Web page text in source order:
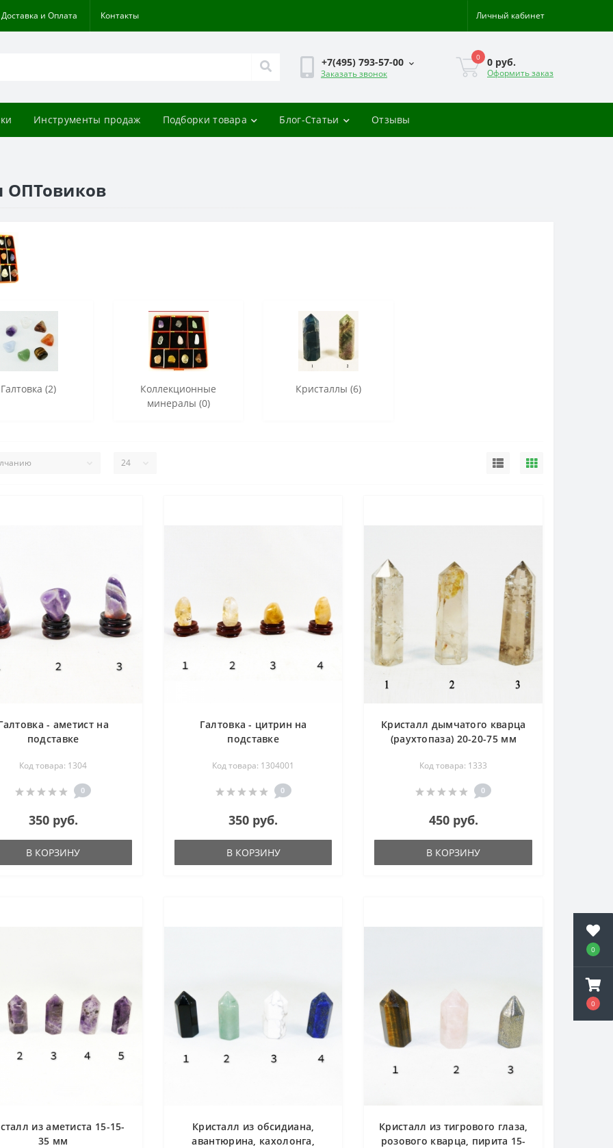
0
0
Доставка и Оплата Контакты Личный кабинет
+7(495) 793-57-00
Заказать звонок
0 0 руб.
Оформить заказ
Инструменты продаж Подборки товара Блог-Статьи Отзывы
ОПТовиков
Галтовка (2)
Коллекционные
минералы (0)
Кристаллы (6)
- аметист на
подставке
Код товара: 1304
0
350 руб.
В КОРЗИНУ
Галтовка - цитрин на
подставке
Код товара: 1304001
0
350 руб.
В КОРЗИНУ
Кристалл дымчатого кварца
(раухтопаза) 20-20-75 мм
Код товара: 1333
0
450 руб.
В КОРЗИНУ
из аметиста 15-15-
35 мм
Кристалл из обсидиана,
авантюрина, кахолонга,
Кристалл из тигрового глаза,
розового кварца, пирита 15-